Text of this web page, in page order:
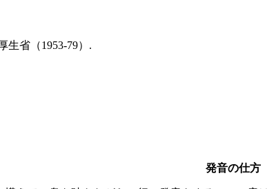
生省（1953-79）.
発音の仕方